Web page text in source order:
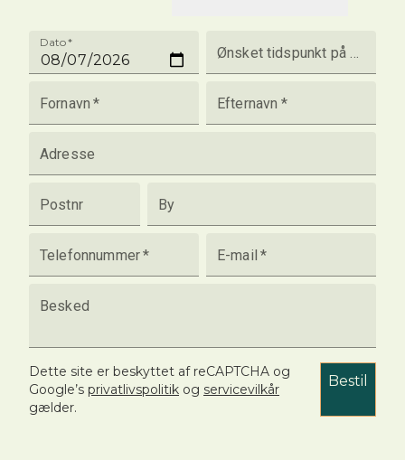
Dato*
Ønsket tidspunkt på dagen
Fornavn * Efternavn *
Adresse
Postnr By
Telefonnummer* E-mail *
Besked
Dette site er beskyttet af reCAPTCHA og
Google’s privatlivspolitik og servicevilkår
gælder.
Bestil